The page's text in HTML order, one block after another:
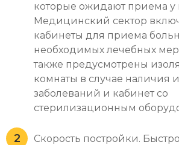
которые ожидают приема у
Медицинский сектор
кабинеты для приема
необходимых лечебных
также предусмотрены
комнаты в случае наличия
заболеваний и кабинет со
стерилизационным
Скорость постройки.